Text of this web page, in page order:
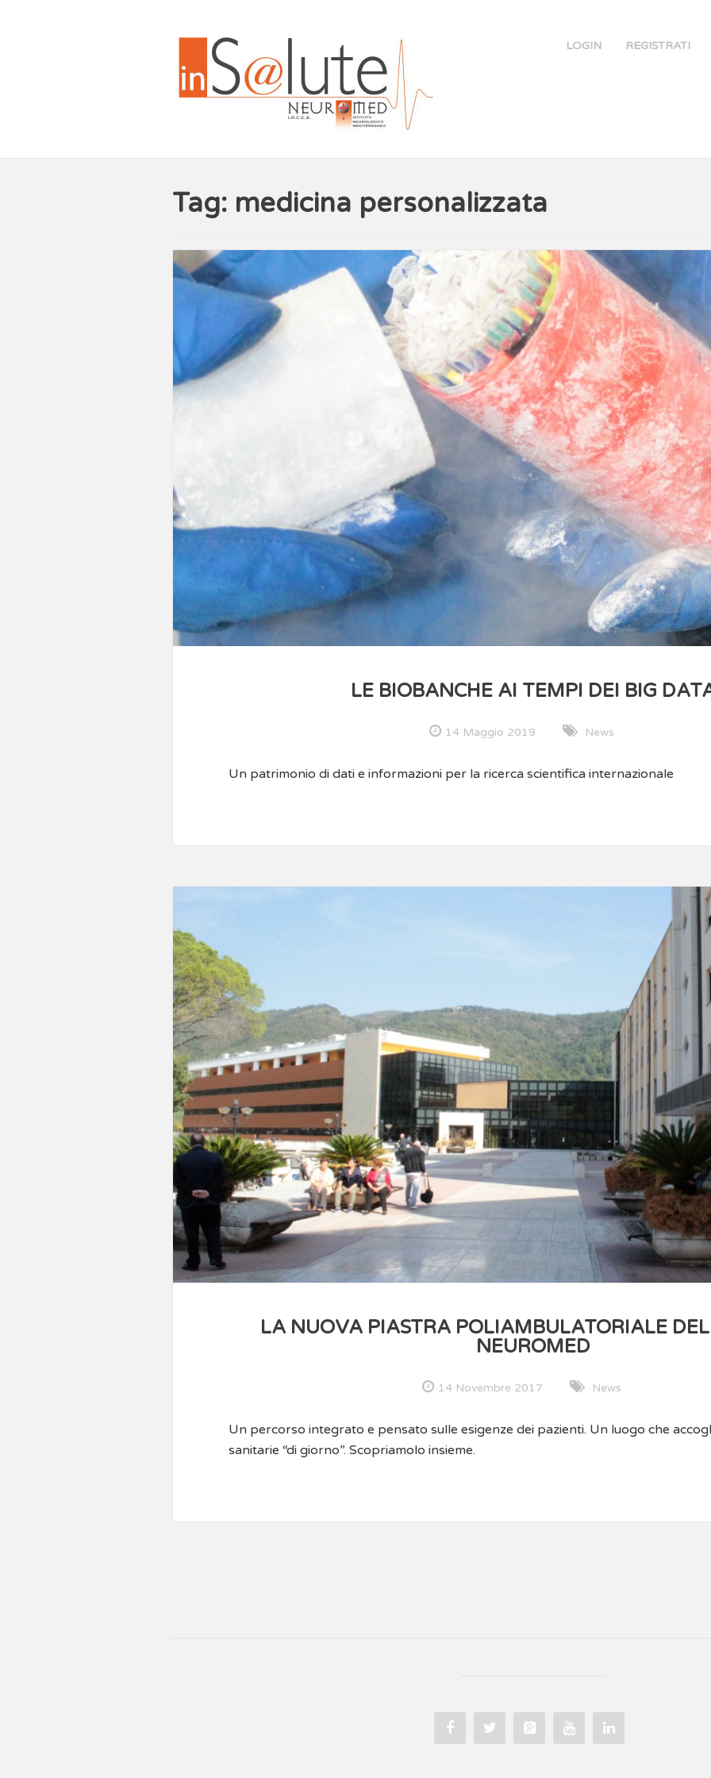
LOGIN REGISTRATI
Tag: medicina personalizzata
LE BIOBANCHE AI TEMPI DEI BIG
14 Maggio 2019 News
Un patrimonio di dati e informazioni per la ricerca scientifica internazionale
LA NUOVA PIASTRA POLIAMBULATORIALE
NEUROMED
14 Novembre 2017 News
Un percorso integrato e pensato sulle esigenze dei pazienti. Un luogo che
sanitarie “di giorno”. Scopriamolo insieme.